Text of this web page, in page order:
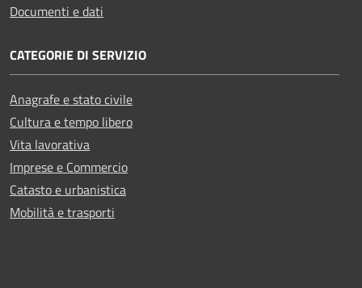
Documenti e dati
CATEGORIE DI SERVIZIO
Anagrafe e stato civile
Cultura e tempo libero
Vita lavorativa
Imprese e Commercio
Catasto e urbanistica
Mobilità e trasporti